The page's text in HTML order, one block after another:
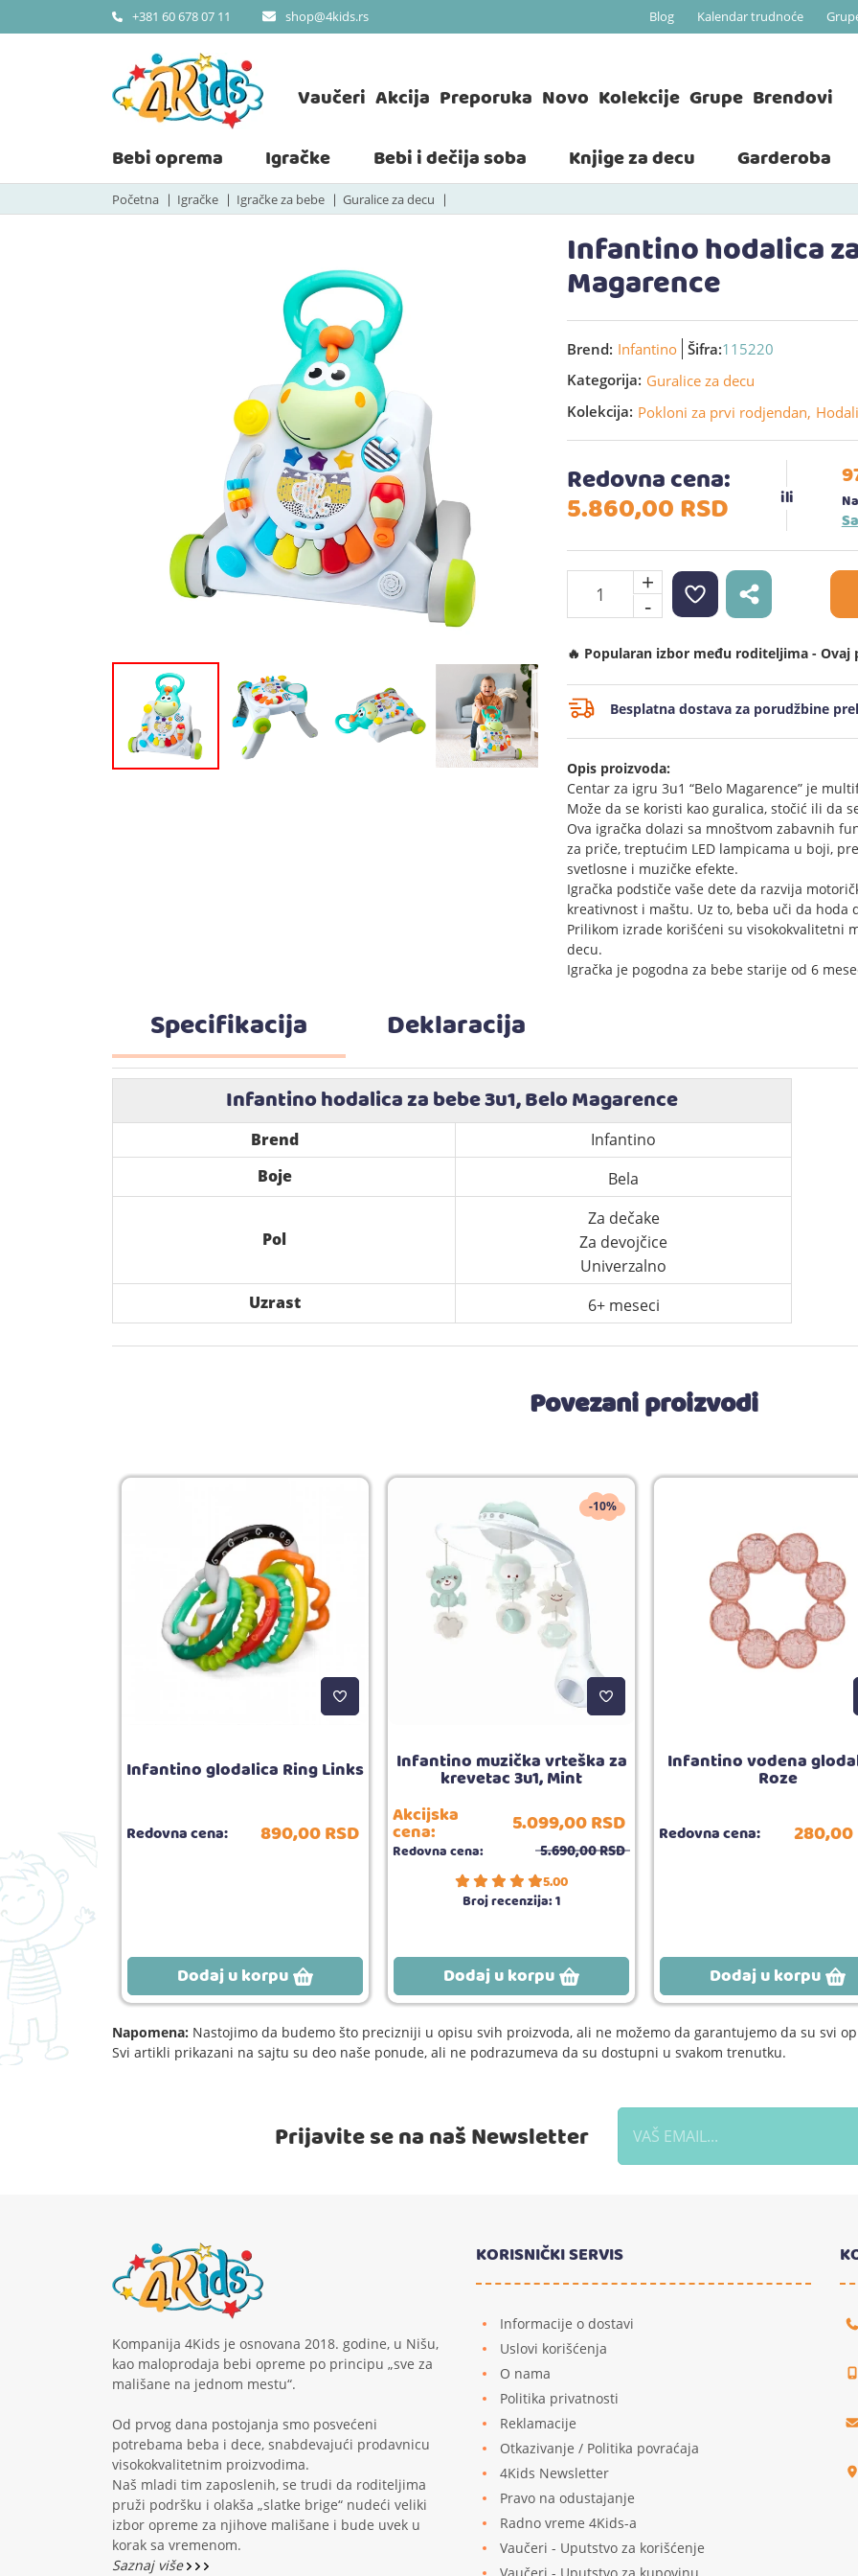
+381 60 678 07 11 shop@4kids.rs Blog Kalendar trudnoće
Vaučeri Akcija Preporuka Novo Kolekcije Grupe Brendovi
Bebi oprema Igračke Bebi i dečija soba Knjige za decu Garderoba
Početna Igračke Igračke za bebe Guralice za decu
Infantino hodalica
Magarence
Brend: Infantino Šifra:115220
Kategorija: Guralice za decu
Kolekcija: Pokloni za prvi rodjendan,
Redovna cena:
5.860,00RSD
+
-
🔥 Popularan izbor među roditeljima -
Besplatna dostava za porudžbine
Opis proizvoda:
Centar za igru 3u1 “Belo Magarence” je
Može da se koristi kao guralica, stočić ili da
Ova igračka dolazi sa mnoštvom zabavnih
za priče, treptućim LED lampicama u boji,
svetlosne i muzičke efekte.
Igračka podstiče vaše dete da razvija
kreativnost i maštu. Uz to, beba uči da
Prilikom izrade korišćeni su visokokvalitetni
decu.
Igračka je pogodna za bebe starije od 6
Specifikacija Deklaracija
Infantino hodalica za bebe 3u1, Belo Magarence
Brend
Infantino
Boje
Bela
Pol
Za dečake
Za devojčice
Univerzalno
Uzrast
6+ meseci
Povezani proizvodi
RSD
Infantino glodalica Ring Links
Redovna cena: 890,00RSD
Dodaj u korpu
-10%
Infantino muzička vrteška za
krevetac 3u1, Mint
Akcijska
cena: 5.099,00RSD
Redovna cena: 5.690,00RSD
5.00
Broj recenzija:1
Dodaj u korpu
Infantino vodena
Roze
Redovna cena: 280,00
Dodaj u korpu
Napomena: Nastojimo da budemo što precizniji u opisu svih proizvoda, ali ne možemo da garantujemo da su svi
Svi artikli prikazani na sajtu su deo naše ponude, ali ne podrazumeva da su dostupni u svakom trenutku.
Prijavite se na naš Newsletter
Kompanija 4Kids je osnovana 2018. godine, u Nišu,
kao maloprodaja bebi opreme po principu „sve za
mališane na jednom mestu“.
Od prvog dana postojanja smo posvećeni
potrebama beba i dece, snabdevajući prodavnicu
visokokvalitetnim proizvodima.
Naš mladi tim zaposlenih, se trudi da roditeljima
pruži podršku i olakša „slatke brige“ nudeći veliki
izbor opreme za njihove mališane i bude uvek u
korak sa vremenom.
Saznaj više
KORISNIČKI SERVIS
Informacije o dostavi
Uslovi korišćenja
O nama
Politika privatnosti
Reklamacije
Otkazivanje / Politika povraćaja
4Kids Newsletter
Pravo na odustajanje
Radno vreme 4Kids-a
Vaučeri - Uputstvo za korišćenje